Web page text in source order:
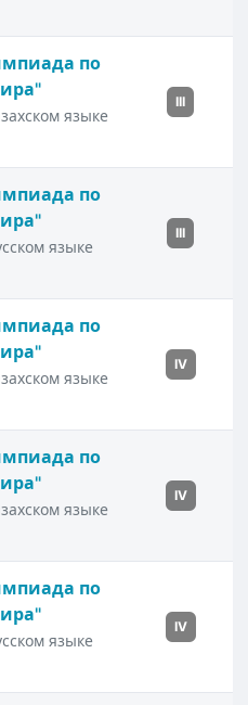
по
языке
III
по
языке
III
по
языке
IV
по
языке
IV
по
языке
IV